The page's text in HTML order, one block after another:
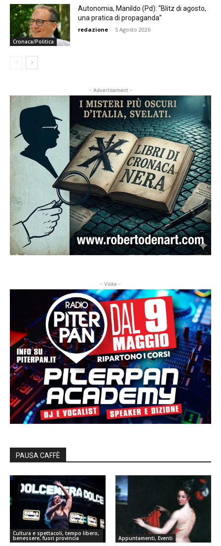
Cronaca/Politica
Autonomia, Manildo (Pd): “Blitz di agosto,
una pratica di propaganda”
redazione - 5 Agosto 2026
- Advertisement -
- Visite -
PAUSA CAFFÈ
Cultura e spettacoli, tempo libero,
benessere, fuori provincia Appuntamenti, Eventi